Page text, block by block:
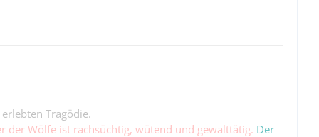
Tragödie.
der Wölfe ist rachsüchtig, wütend und gewalttätig. Der